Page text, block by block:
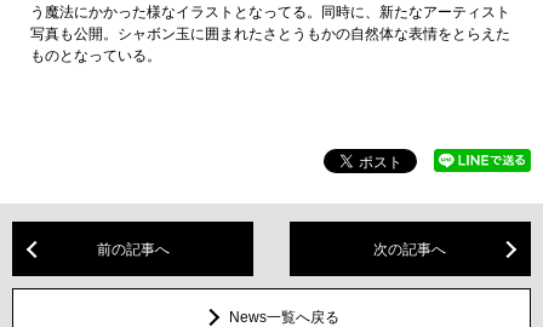
う魔法にかかった様なイラストとなってる。同時に、新たなアーティスト
写真も公開。シャボン玉に囲まれたさとうもかの自然体な表情をとらえた
ものとなっている。
前の記事へ 次の記事へ
News一覧へ戻る